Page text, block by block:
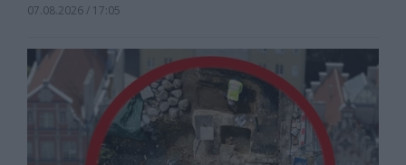
07.08.2026 / 17:05